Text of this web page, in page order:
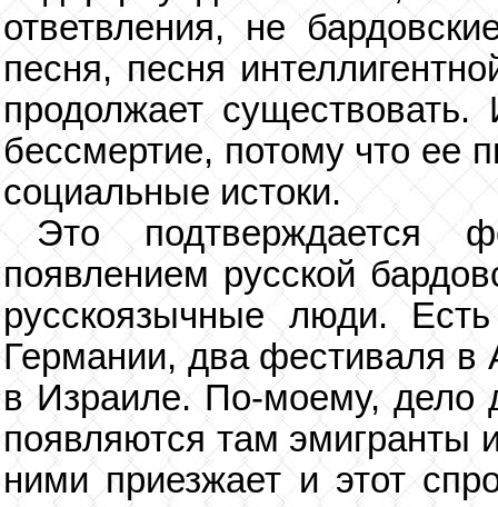
ответвления, не
песня, песня
продолжает
бессмертие, потому что ее
социальные истоки.
Это подтверждается
появлением русской
русскоязычные люди.
Германии, два фестиваля в
в Израиле. По-моему, дело
появляются там эмигранты
ними приезжает и этот